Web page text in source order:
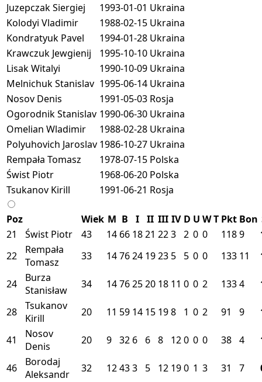
Juzepczak Siergiej
1993-01-01 Ukraina
Kolodyi Vladimir
1988-02-15 Ukraina
Kondratyuk Pavel
1994-01-28 Ukraina
Krawczuk Jewgienij
1995-10-10 Ukraina
Lisak Witalyi
1990-10-09 Ukraina
Melnichuk Stanislav 1995-06-14 Ukraina
Nosov Denis
1991-05-03 Rosja
Ogorodnik Stanislav 1990-06-30 Ukraina
Omelian Wladimir
1988-02-28 Ukraina
Polyuhovich Jaroslav 1986-10-27 Ukraina
Rempała Tomasz
1978-07-15 Polska
Świst Piotr
1968-06-20 Polska
Tsukanov Kirill
1991-06-21 Rosja
Poz Wiek M B I II III IV D U WT Pkt Bon
21
Świst Piotr 43 14 66 1821 223 2 0 0 1189
22
Rempała
Tomasz
33 147624 1923 5 5 0 0 133 11
24
Burza
Stanisław
34 14762520 18 11 0 0 2 1334
28
Tsukanov
Kirill
20 11 59 14 15 198 1 0 2 91 9
41
Nosov
Denis
20 9 32 6 6 8 120 0 0 38 4
46
Borodaj
Aleksandr
32 12433 5 12 190 1 3 31 7